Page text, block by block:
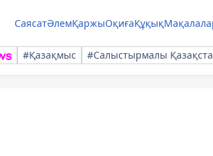
СаясатӘлемҚаржыОқиғаҚұқық
#Қазақмыс #Салыстырмалы